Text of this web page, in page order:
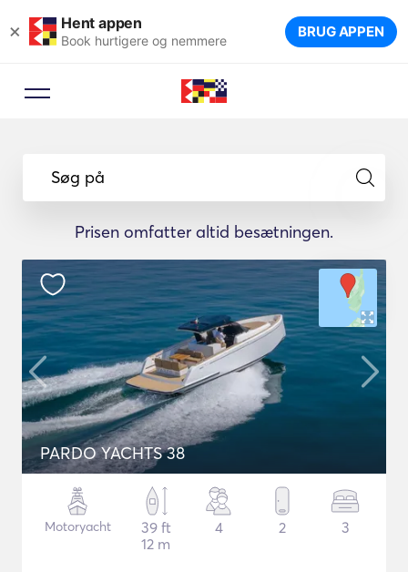
× Hent appen
Book hurtigere og nemmere BRUG APPEN
Søg på
Prisen omfatter altid besætningen.
PARDO YACHTS 38
Motoryacht
39 ft
12 m
4 2 3